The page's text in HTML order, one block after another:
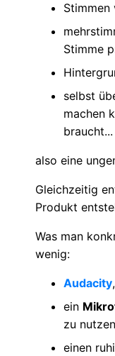
Stimmen
Stimme
selbst
machen
braucht...
also eine
Gleichzeitig
Produkt
Was man
wenig:
Audacity
ein
zu
einen